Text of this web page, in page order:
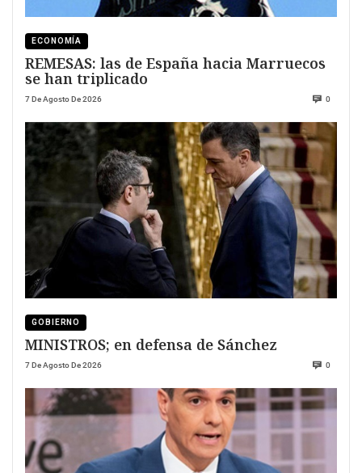
ECONOMÍA
REMESAS: las de España hacia Marruecos
se han triplicado
7 De Agosto De 2026 0
GOBIERNO
MINISTROS; en defensa de Sánchez
7 De Agosto De 2026 0